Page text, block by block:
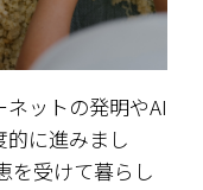
ットの発明やAI
に進みまし
を受けて暮らし